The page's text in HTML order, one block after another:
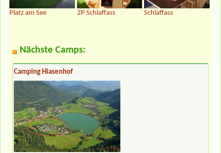
Platz am See 2P Schlaffass Schlaffass
Nächste Camps:
Camping Hiasenhof